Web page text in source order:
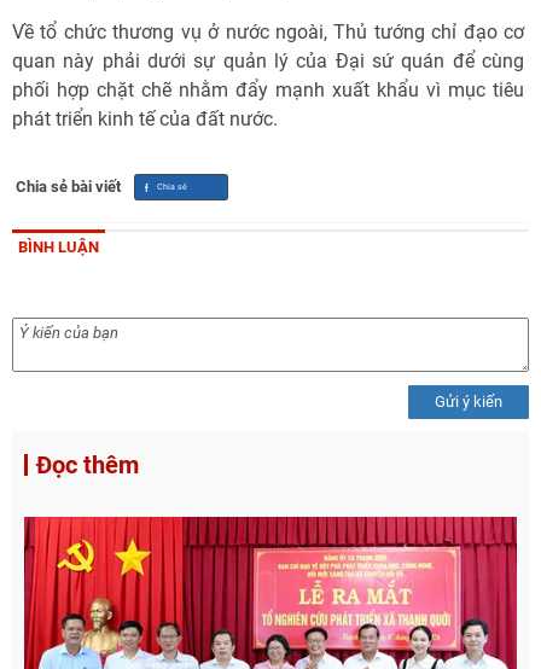
Về tổ chức thương vụ ở nước ngoài, Thủ tướng chỉ đạo cơ
quan này phải dưới sự quản lý của Đại sứ quán để cùng
phối hợp chặt chẽ nhằm đẩy mạnh xuất khẩu vì mục tiêu
phát triển kinh tế của đất nước.
Chia sẻ bài viết
BÌNH LUẬN
Gửi ý kiến
Đọc thêm